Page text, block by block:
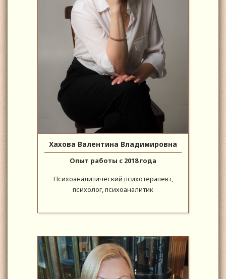
Хахова Валентина Владимировна
Опыт работы с 2018 года
Психоаналитический психотерапевт,
психолог, психоаналитик